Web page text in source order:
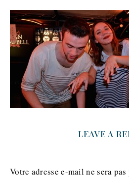
LEAVE A
Votre adresse e-mail ne sera